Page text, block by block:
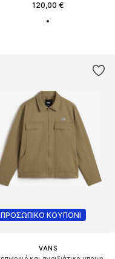
120,00 €
ΠΡΟΣΩΠΙΚΟ ΚΟΥΠΟΝΙ
VANS